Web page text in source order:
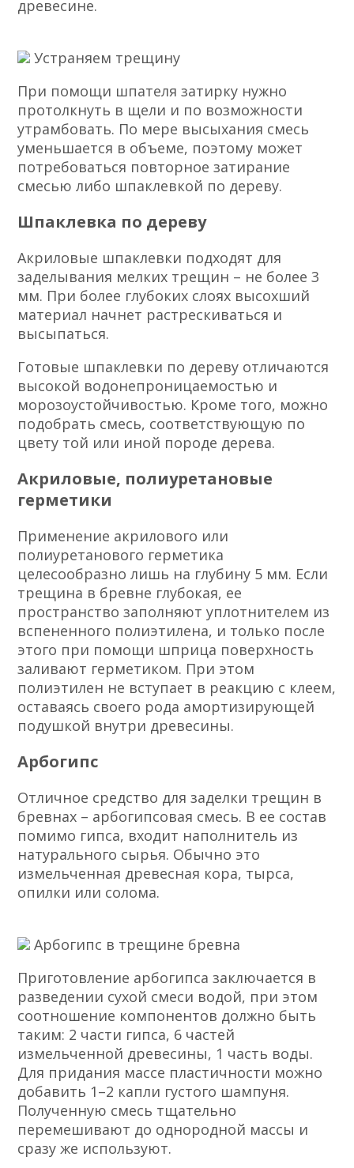
древесине.
Устраняем трещину
При помощи шпателя затирку нужно
протолкнуть в щели и по возможности
утрамбовать. По мере высыхания смесь
уменьшается в объеме, поэтому может
потребоваться повторное затирание
смесью либо шпаклевкой по дереву.
Шпаклевка по дереву
Акриловые шпаклевки подходят для
заделывания мелких трещин – не более 3
мм. При более глубоких слоях высохший
материал начнет растрескиваться и
высыпаться.
Готовые шпаклевки по дереву отличаются
высокой водонепроницаемостью и
морозоустойчивостью. Кроме того, можно
подобрать смесь, соответствующую по
цвету той или иной породе дерева.
Акриловые, полиуретановые
герметики
Применение акрилового или
полиуретанового герметика
целесообразно лишь на глубину 5 мм. Если
трещина в бревне глубокая, ее
пространство заполняют уплотнителем из
вспененного полиэтилена, и только после
этого при помощи шприца поверхность
заливают герметиком. При этом
полиэтилен не вступает в реакцию с клеем,
оставаясь своего рода амортизирующей
подушкой внутри древесины.
Арбогипс
Отличное средство для заделки трещин в
бревнах – арбогипсовая смесь. В ее состав
помимо гипса, входит наполнитель из
натурального сырья. Обычно это
измельченная древесная кора, тырса,
опилки или солома.
Арбогипс в трещине бревна
Приготовление арбогипса заключается в
разведении сухой смеси водой, при этом
соотношение компонентов должно быть
таким: 2 части гипса, 6 частей
измельченной древесины, 1 часть воды.
Для придания массе пластичности можно
добавить 1–2 капли густого шампуня.
Полученную смесь тщательно
перемешивают до однородной массы и
сразу же используют.